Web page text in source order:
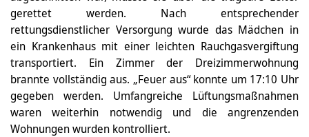
gerettet werden. Nach entsprechender
rettungsdienstlicher Versorgung wurde das Mädchen in
ein Krankenhaus mit einer leichten Rauchgasvergiftung
transportiert. Ein Zimmer der Dreizimmerwohnung
brannte vollständig aus. „Feuer aus“ konnte um 17:10 Uhr
gegeben werden. Umfangreiche Lüftungsmaßnahmen
waren weiterhin notwendig und die angrenzenden
Wohnungen wurden kontrolliert.